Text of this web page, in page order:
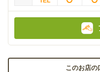
このお店の